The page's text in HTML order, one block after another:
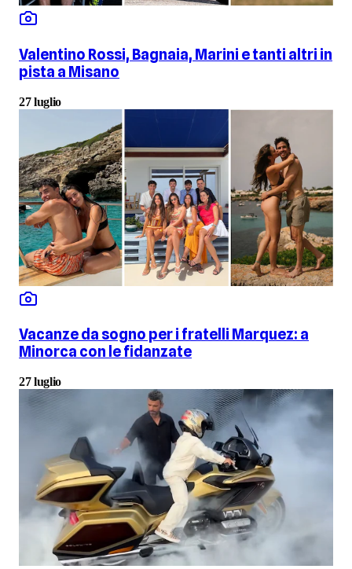
Valentino Rossi, Bagnaia, Marini e tanti altri in
pista a Misano
27 luglio
Vacanze da sogno per i fratelli Marquez: a
Minorca con le fidanzate
27 luglio